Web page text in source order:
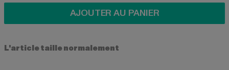
AJOUTER AU PANIER
L'article taille normalement